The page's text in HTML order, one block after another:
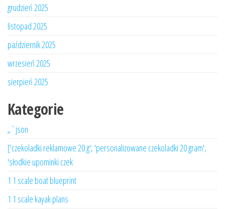
grudzień 2025
listopad 2025
październik 2025
wrzesień 2025
sierpień 2025
Kategorie
„`json
['czekoladki reklamowe 20 g', 'personalizowane czekoladki 20 gram',
'słodkie upominki czek
1 1 scale boat blueprint
1 1 scale kayak plans